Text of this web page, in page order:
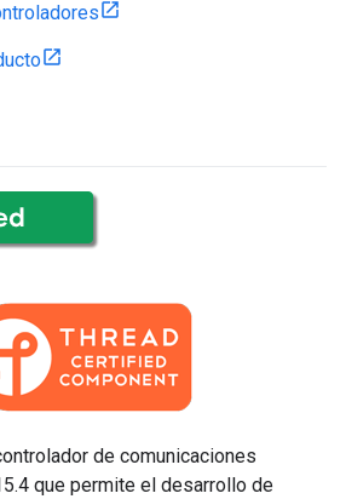
de comunicaciones
que permite el desarrollo de